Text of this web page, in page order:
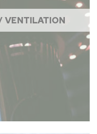
VENTILATION